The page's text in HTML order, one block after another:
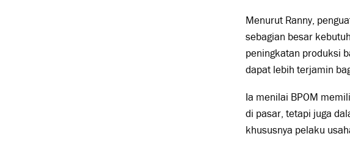
Menurut Ranny,
sebagian besar
peningkatan produksi
dapat lebih terjamin
Ia menilai BPOM
di pasar, tetapi juga
khususnya pelaku